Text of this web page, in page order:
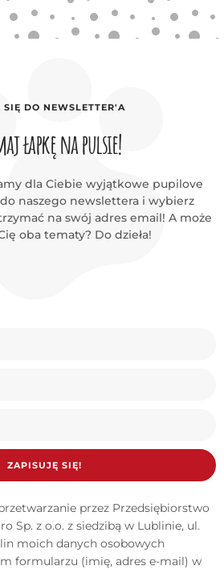
SIĘ DO NEWSLETTER'A
łapkę na pulsie!
dla Ciebie wyjątkowe pupilove
naszego newslettera i wybierz
na swój adres email! A może
oba tematy? Do dzieła!
przez Przedsiębiorstwo
Sp. z o.o. z siedzibą w Lublinie, ul.
moich danych osobowych
formularzu (imię, adres e-mail) w
ZAPISUJĘ SIĘ!